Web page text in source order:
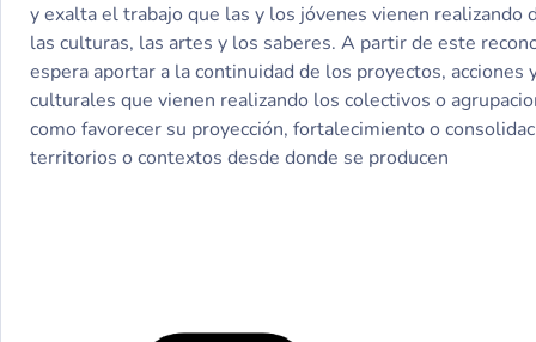
y exalta el trabajo que las y los jóvenes vienen realizando
las culturas, las artes y los saberes. A partir de este
espera aportar a la continuidad de los proyectos, acciones
culturales que vienen realizando los colectivos o
como favorecer su proyección, fortalecimiento o
territorios o contextos desde donde se producen